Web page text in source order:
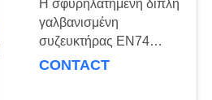
Η σφυρηλατημένη διπλή
γαλβανισμένη
συζευκτήρας EN74
συζευκτήρων στροφέων
CONTACT